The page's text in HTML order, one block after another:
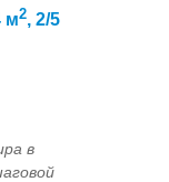
м2, 2/5
в